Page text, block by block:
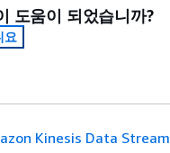
도움이 되었습니까?
요
Kinesis Data